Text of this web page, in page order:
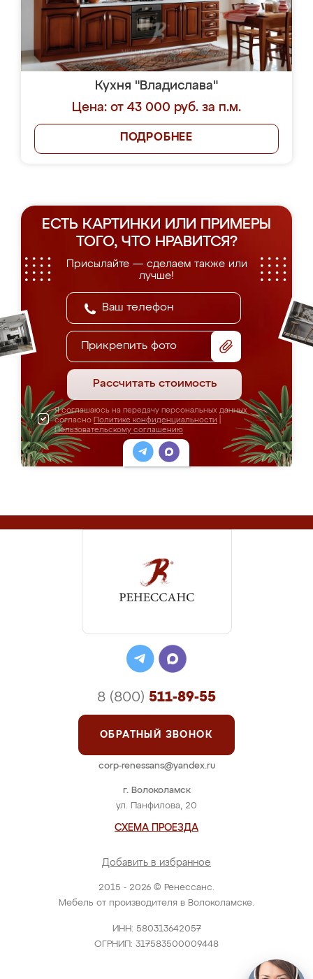
Кухня "Владислава"
Цена: от 43 000 руб. за п.м.
ПОДРОБНЕЕ
ЕСТЬ КАРТИНКИ ИЛИ ПРИМЕРЫ
ТОГО, ЧТО НРАВИТСЯ?
Присылайте — сделаем также или
лучше!
Прикрепить фото
Рассчитать стоимость
Я соглашаюсь на передачу персональных данных
согласно Политике конфиденциальности
Пользовательскому соглашению
2015 - 2026 © Ренессанс.
Мебель от производителя в Волоколамске.
ИНН: 580313642057
ОГРНИП: 317583500009448
г. Волоколамск
ул. Панфилова, 20
СХЕМА ПРОЕЗДА
Добавить в избранное
8 (800) 511-89-55
ОБРАТНЫЙ ЗВОНОК
corp-renessans@yandex.ru